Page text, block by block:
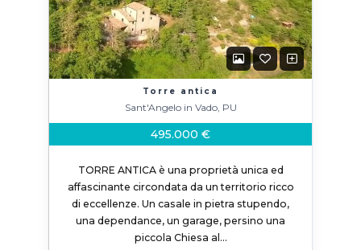
Torre antica
Sant'Angelo in Vado, PU
495.000 €
TORRE ANTICA è una proprietà unica ed
affascinante circondata da un territorio ricco
di eccellenze. Un casale in pietra stupendo,
una dependance, un garage, persino una
piccola Chiesa al…